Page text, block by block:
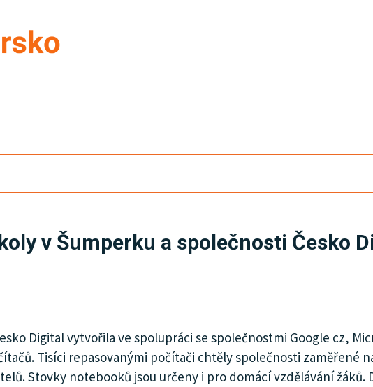
v Šumperku a společnosti Česko
Digital vytvořila ve spolupráci se společnostmi Google cz,
Tisíci repasovanými počítači chtěly společnosti zaměřené
Stovky notebooků jsou určeny i pro domácí vzdělávání